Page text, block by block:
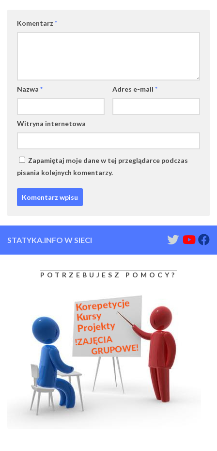
Komentarz *
Nazwa * Adres e-mail *
Witryna internetowa
Zapamiętaj moje dane w tej przeglądarce podczas
pisania kolejnych komentarzy.
STATYKA.INFO W SIECI
POTRZEBUJESZ POMOCY?